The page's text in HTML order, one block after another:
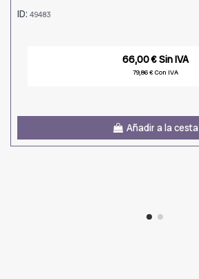
ID: 49483
66,00 € Sin IVA
79,86 € Con IVA
Añadir a la cesta